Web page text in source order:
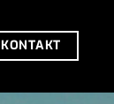
KONTAKT